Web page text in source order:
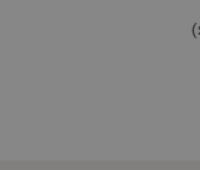
(